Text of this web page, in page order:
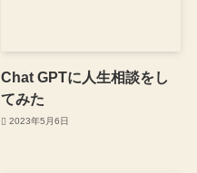
Chat GPTに人生相談をし
てみた
2023年5月6日